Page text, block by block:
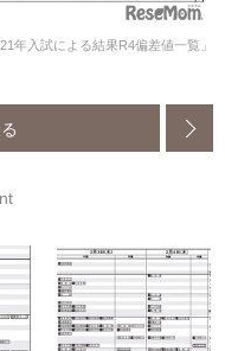
年入試による結果R4偏差値一覧」